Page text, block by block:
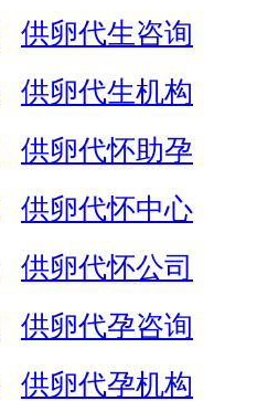
供卵代生咨询
供卵代生机构
供卵代怀助孕
供卵代怀中心
供卵代怀公司
供卵代孕咨询
供卵代孕机构